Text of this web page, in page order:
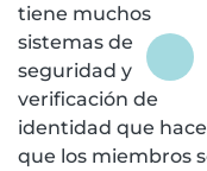
tiene muchos
sistemas de
seguridad y
verificación de
identidad que
que los miembros